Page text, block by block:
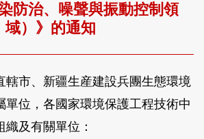
防治、噪聲與振動控制領
域）》的通知
轄市、新疆生産建設兵團生態環境
單位，各國家環境保護工程技術中
及有關單位：